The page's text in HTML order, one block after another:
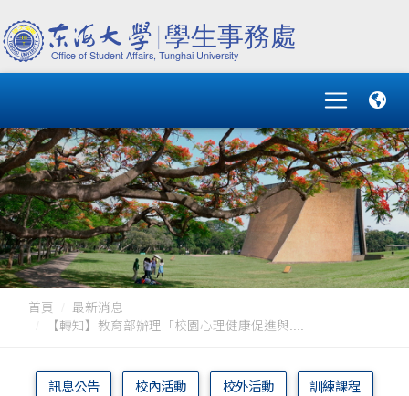
首頁
最新消息
【轉知】教育部辦理「校園心理健康促進與....
訊息公告 校內活動 校外活動 訓練課程